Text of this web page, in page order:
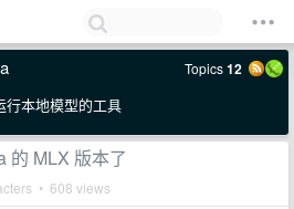
Topics12
行本地模型的工具
的 MLX 版本了
• 608 views